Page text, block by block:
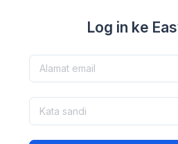
Log in ke